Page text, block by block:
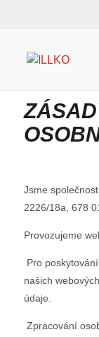
Jsme
2226/18a, 678
Provozujeme
Pro
našich
údaje.
Zpracování